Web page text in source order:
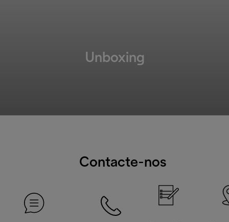
Unboxing
Contacte-nos